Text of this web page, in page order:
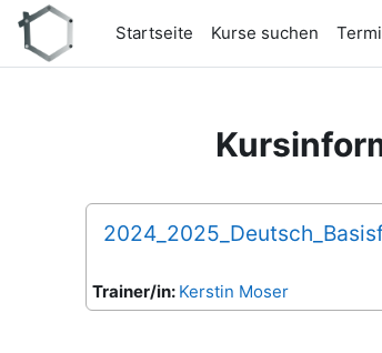
Zum Hauptinhalt
Startseite
Kurse suchen
Trainer/in: Kerstin Moser